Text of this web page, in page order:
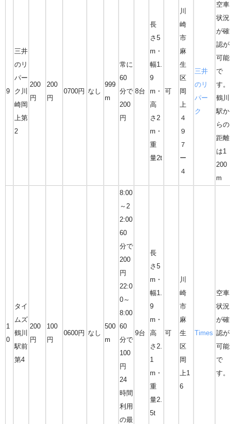
9
三井
のリ
パー
ク川
崎岡
上第
2
200
円
200
円
0700円 なし
999
m
常に
60
分で
200
円
8台
長
さ5
m・
幅1.
9
m・
高
さ2
m・
重
量2t
可
川
崎
市
麻
生
区
岡
上
４
９
７
ー
４
三井
のリ
パー
ク
空車
状況
が確
認が
可能
で
す。
鶴川
駅か
らの
距離
は1
200
m
1
0
タイ
ムズ
鶴川
駅前
第4
200
円
100
円
0600円 なし
500
m
8:00
～2
2:00
60
分で
200
円
22:0
0～
8:00
60
分で
100
円
24
時間
利用
の最
9台
長
さ5
m・
幅1.
9
m・
高
さ2.
1
m・
重
量2.
5t
可
川
崎
市
麻
生
区
岡
上1
6
Times
空車
状況
が確
認が
可能
で
す。